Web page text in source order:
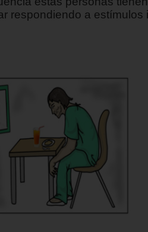
respondiendo a estímulos